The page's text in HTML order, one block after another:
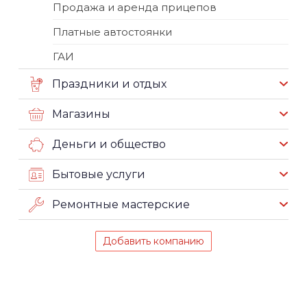
Продажа и аренда прицепов
Платные автостоянки
ГАИ
Праздники и отдых
Магазины
Деньги и общество
Бытовые услуги
Ремонтные мастерские
Добавить компанию